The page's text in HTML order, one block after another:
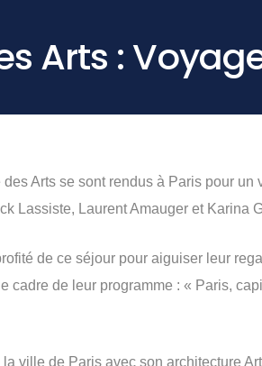
Arts :
Arts se sont rendus à Paris pour
Lassiste, Laurent Amauger et Karina
de ce séjour pour aiguiser leur
cadre de leur programme : « Paris,
ville de Paris avec son architecture